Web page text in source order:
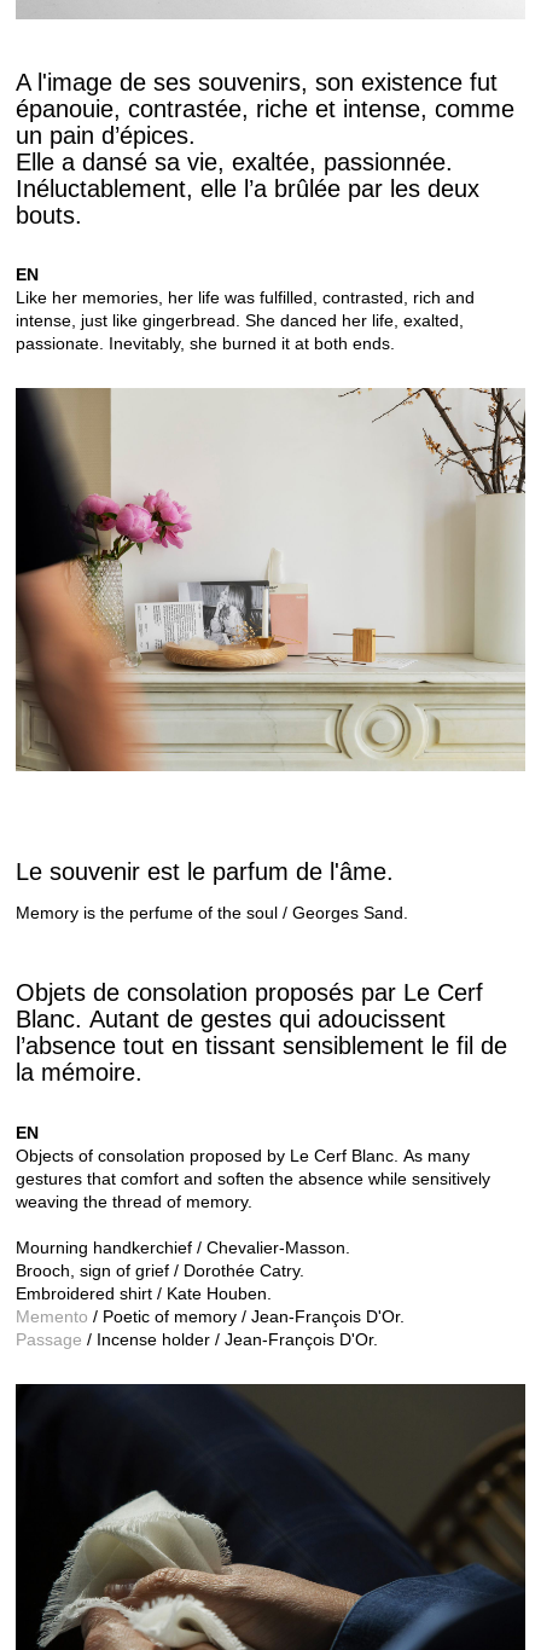
A l'image de ses souvenirs, son existence fut
épanouie, contrastée, riche et intense, comme
un pain d’épices.
Elle a dansé sa vie, exaltée, passionnée.
Inéluctablement, elle l’a brûlée par les deux
bouts.
EN
Like her memories, her life was fulfilled, contrasted, rich and
intense, just like gingerbread. She danced her life, exalted,
passionate. Inevitably, she burned it at both ends.
Le souvenir est le parfum de l'âme.
Memory is the perfume of the soul / Georges Sand.
Objets de consolation proposés par Le Cerf
Blanc. Autant de gestes qui adoucissent
l’absence tout en tissant sensiblement le fil de
la mémoire.
EN
Objects of consolation proposed by Le Cerf Blanc. As many
gestures that comfort and soften the absence while sensitively
weaving the thread of memory.
Mourning handkerchief / Chevalier-Masson.
Brooch, sign of grief / Dorothée Catry.
Embroidered shirt / Kate Houben.
Memento / Poetic of memory / Jean-François D'Or.
Passage / Incense holder / Jean-François D'Or.